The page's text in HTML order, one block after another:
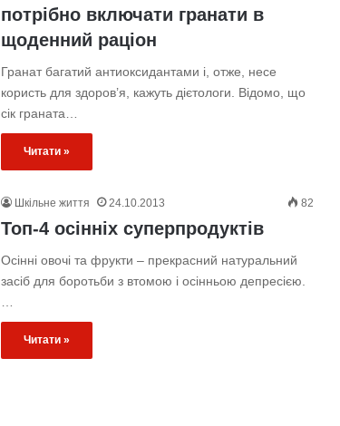
потрібно включати гранати в
щоденний раціон
Гранат багатий антиоксидантами і, отже, несе
користь для здоров’я, кажуть дієтологи. Відомо, що
сік граната…
Читати »
Шкільне життя 24.10.2013 82
Топ-4 осінніх суперпродуктів
Осінні овочі та фрукти – прекрасний натуральний
засіб для боротьби з втомою і осінньою депресією.
Читати »